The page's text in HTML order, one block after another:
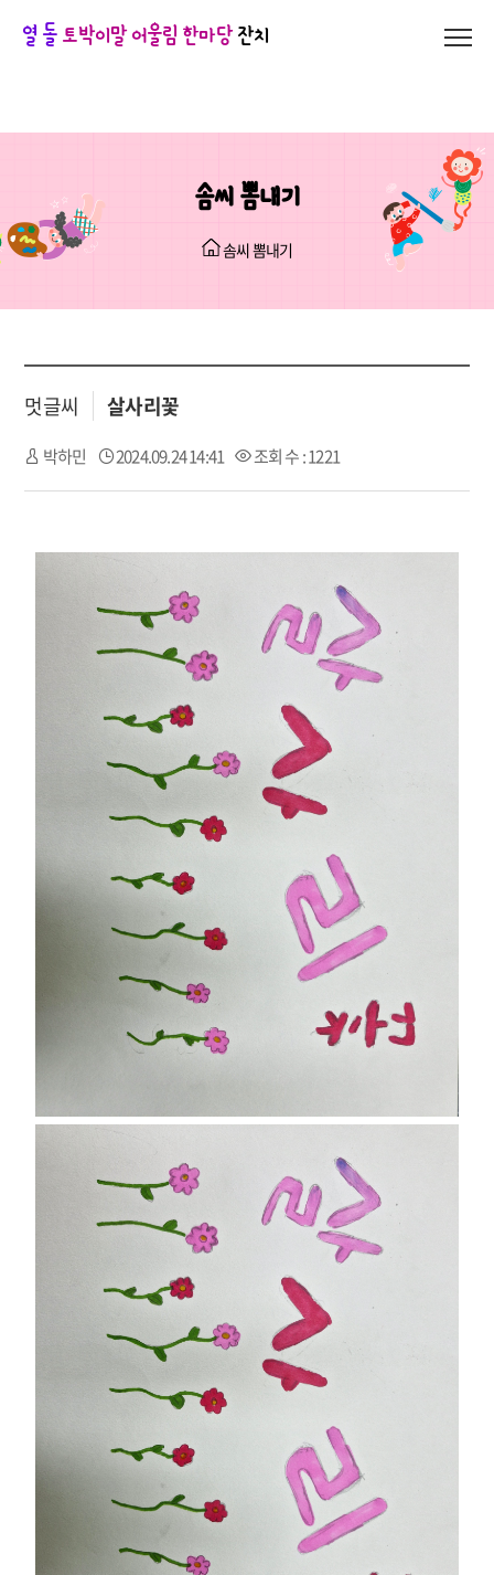
열 돌 토박이말 어울림 한마당잔치
솜씨 뽐내기
솜씨 뽐내기
멋글씨 살사리꽃
박하민 2024.09.24 14:41 조회 수 : 1221